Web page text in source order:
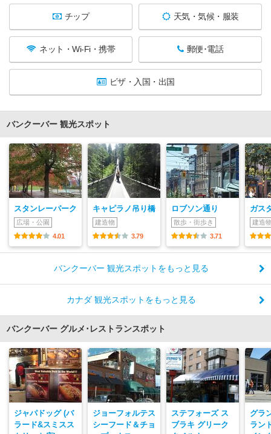
チップ 天気・気候・服装
ネット・Wi-Fi・携帯 郵便･電話
ビザ・入国・出国
バンクーバー 観光スポット
スタンレーパーク
広場・公園
4.01
キャピラノ吊り橋
建造物
3.79
ロブソン通り
散歩・街歩き
3.71
ガス
建造
バンクーバー 観光スポットをもっと見る
カナダ 観光スポットをもっと見る
バンクーバー グルメ･レストランスポット
ジャパドッグ (バ
ラード&スミスス
ジョーフォルテス
シーフード＆チョ
ステフォーズ ス
ブラキ グリーク
グラ
ラン